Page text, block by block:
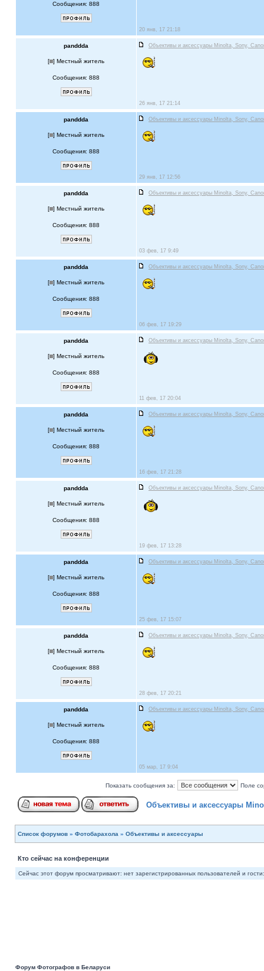
Сообщения: 888
20 янв, 17 21:18
panddda Объективы и аксессуары Minolta, Sony,
[ ] Местный житель
Сообщения: 888
26 янв, 17 21:14
panddda Объективы и аксессуары Minolta, Sony,
[ ] Местный житель
Сообщения: 888
29 янв, 17 12:56
panddda Объективы и аксессуары Minolta, Sony,
[ ] Местный житель
Сообщения: 888
03 фев, 17 9:49
panddda Объективы и аксессуары Minolta, Sony,
[ ] Местный житель
Сообщения: 888
06 фев, 17 19:29
panddda Объективы и аксессуары Minolta, Sony,
[ ] Местный житель
Сообщения: 888
11 фев, 17 20:04
panddda Объективы и аксессуары Minolta, Sony,
[ ] Местный житель
Сообщения: 888
16 фев, 17 21:28
panddda Объективы и аксессуары Minolta, Sony,
[ ] Местный житель
Сообщения: 888
19 фев, 17 13:28
panddda Объективы и аксессуары Minolta, Sony,
[ ] Местный житель
Сообщения: 888
25 фев, 17 15:07
panddda Объективы и аксессуары Minolta, Sony,
[ ] Местный житель
Сообщения: 888
28 фев, 17 20:21
panddda Объективы и аксессуары Minolta, Sony,
[ ] Местный житель
Сообщения: 888
05 мар, 17 9:04
Показать сообщения за: Поле
Объективы и аксессуары
Список форумов » Фотобарахола » Объективы и аксессуары
Кто сейчас на конференции
Сейчас этот форум просматривают: нет зарегистрированных пользователей и
Форум Фотографов в Беларуси